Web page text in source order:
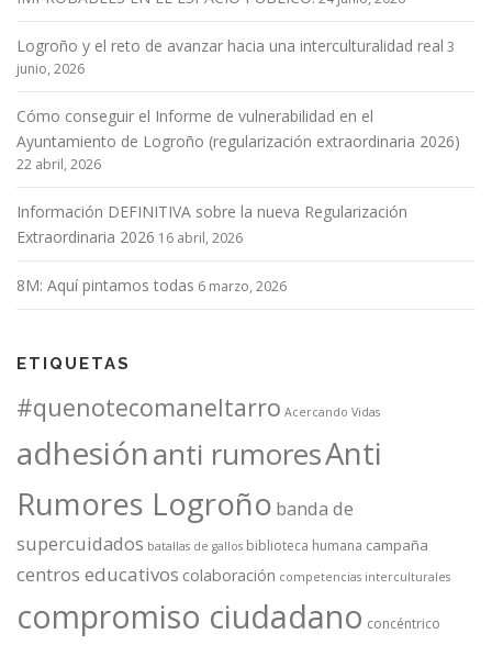
Logroño y el reto de avanzar hacia una interculturalidad real 3
junio, 2026
Cómo conseguir el Informe de vulnerabilidad en el
Ayuntamiento de Logroño (regularización extraordinaria 2026)
22 abril, 2026
Información DEFINITIVA sobre la nueva Regularización
Extraordinaria 2026 16 abril, 2026
8M: Aquí pintamos todas 6 marzo, 2026
ETIQUETAS
#quenotecomaneltarro Acercando Vidas
adhesiónanti rumoresAnti
Rumores Logroño banda de
supercuidados batallas de gallos biblioteca humana campaña
centros educativos colaboración competencias interculturales
compromiso ciudadano concéntrico